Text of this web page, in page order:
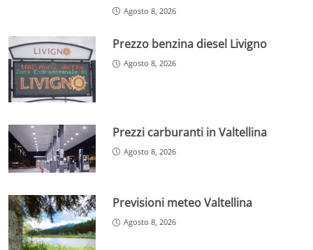
Agosto 8, 2026
Prezzo benzina diesel Livigno
Agosto 8, 2026
Prezzi carburanti in Valtellina
Agosto 8, 2026
Previsioni meteo Valtellina
Agosto 8, 2026